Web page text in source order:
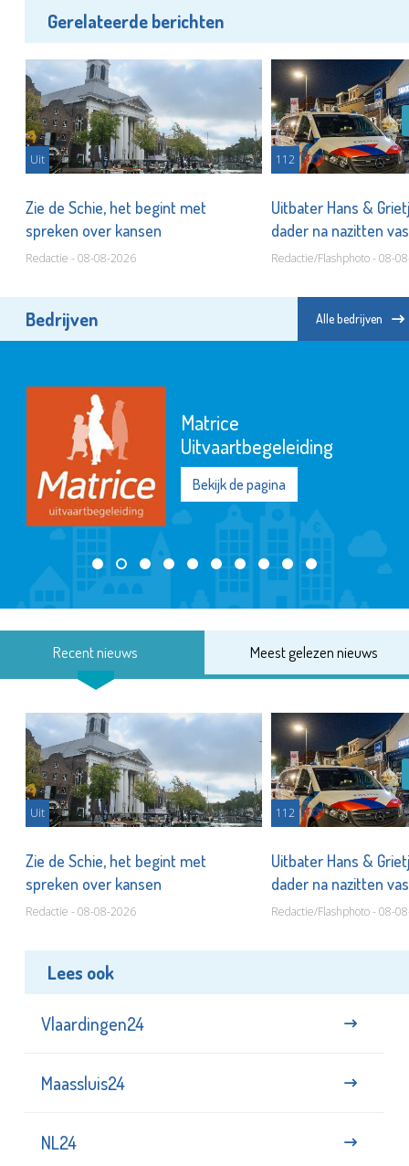
Gerelateerde berichten
Uit
Zie de Schie, het begint met
spreken over kansen
Redactie - 08-08-2026
112
Uitbater Hans &
dader na nazitten
Redactie/Flashphoto - 08-
Bedrijven Alle bedrijven
Matrice
Uitvaartbegeleiding
Bekijk de pagina
Recent nieuws Meest gelezen nieuws
Uit
Zie de Schie, het begint met
spreken over kansen
Redactie - 08-08-2026
112
Uitbater Hans &
dader na nazitten
Redactie/Flashphoto - 08-
Lees ook
Vlaardingen24
Maassluis24
NL24